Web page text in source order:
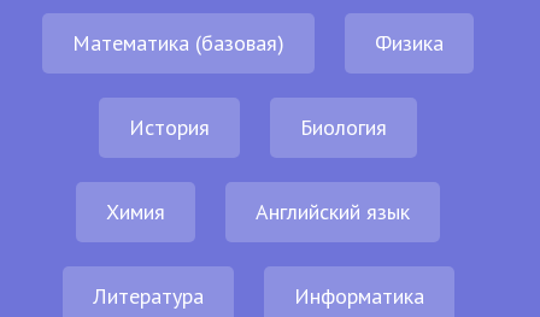
Математика (базовая) Физика
История Биология
Химия Английский язык
Литература Информатика